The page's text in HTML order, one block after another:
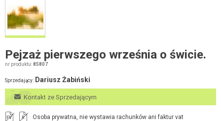
Pejzaż pierwszego września o świcie.
nr produktu:85807
Sprzedający: Dariusz Żabiński
Kontakt ze Sprzedającym
FV R Osoba prywatna, nie wystawia rachunków ani faktur vat